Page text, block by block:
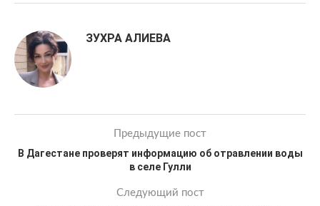
ЗУХРА АЛИЕВА
Предыдущие пост
В Дагестане проверят информацию об отравлении воды
в селе Гулли
Следующий пост